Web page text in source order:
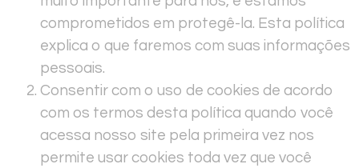
comprometidos em protegê-la. Esta política
explica o que faremos com suas informações
pessoais.
Consentir com o uso de cookies de acordo
com os termos desta política quando você
acessa nosso site pela primeira vez nos
permite usar cookies toda vez que você